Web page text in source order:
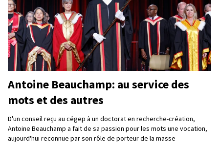
Antoine Beauchamp: au service des
mots et des autres
D'un conseil reçu au cégep à un doctorat en recherche-création,
Antoine Beauchamp a fait de sa passion pour les mots une vocation,
aujourd'hui reconnue par son rôle de porteur de la masse